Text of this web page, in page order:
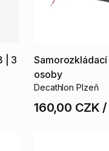
3
Samorozkládací
osoby
Decathlon Plzeň
160,00 CZK /